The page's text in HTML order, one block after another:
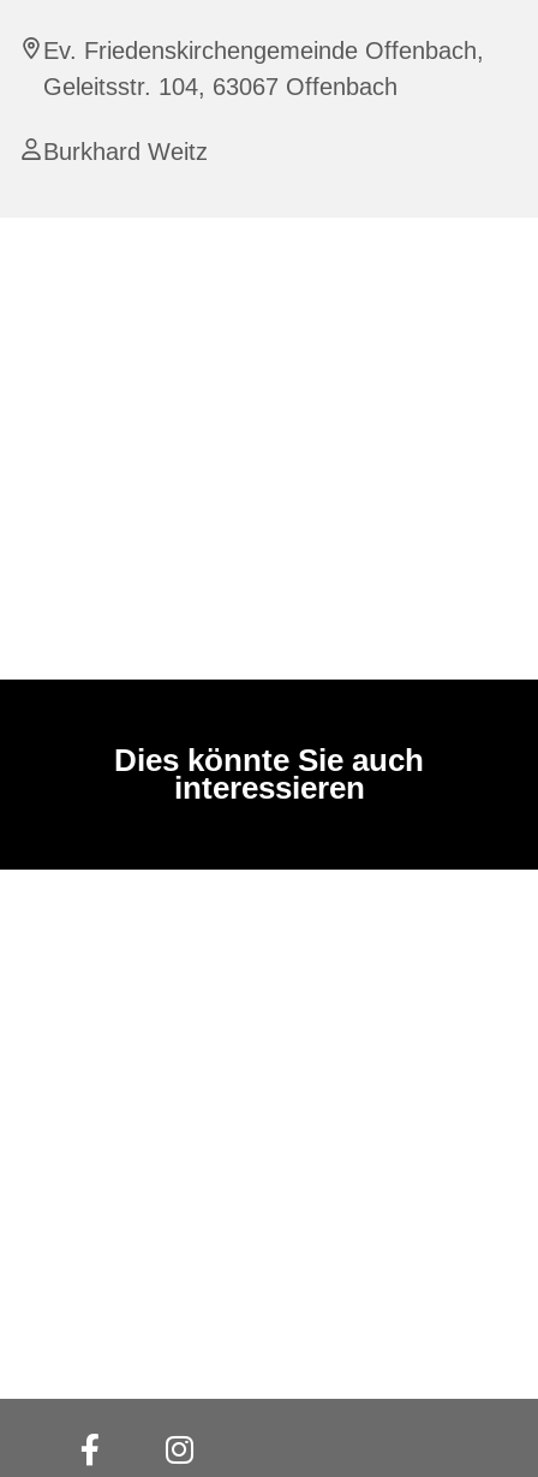
Ev. Friedenskirchengemeinde Offenbach,
Geleitsstr. 104, 63067 Offenbach
Burkhard Weitz
Dies könnte Sie auch
interessieren